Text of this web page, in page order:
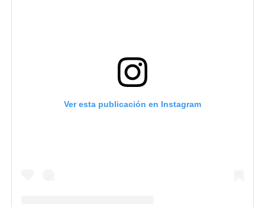
Ver esta publicación en Instagram